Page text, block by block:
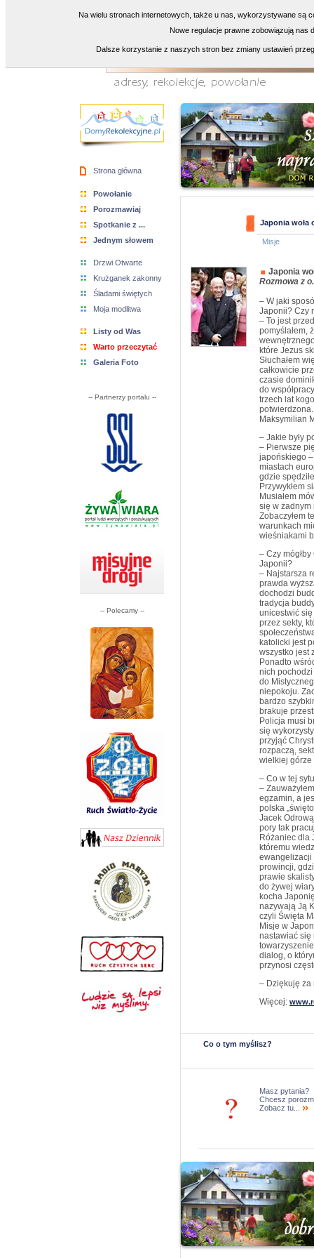
Strona główna
Powołanie
Porozmawiaj
Spotkanie z ...
Jednym słowem
Drzwi Otwarte
Krużganek zakonny
Śladami świętych
Moja modlitwa
Listy od Was
Warto przeczytać
Galeria Foto
-- Partnerzy portalu --
-- Polecamy --
Japonia woła
Misje
Japonia
Rozmowa z
– W jaki
Japonii? Czy
– To jest
pomyślałem,
które Jezus
Słuchałem
całkowicie
czasie
do
trzech lat
Maksymilian
– Jakie były
– Pierwsze
japońskiego
miastach
gdzie
Przywykłem
Musiałem
się w żadnym
Zobaczyłem
warunkach
wieśniakami
– Czy
Japonii?
– Najstarsza
prawda
dochodzi
tradycja
unicestwić
przez sekty,
katolicki jest
wszystko jest
Ponadto
nich
do
niepokoju.
bardzo
brakuje
Policja musi
się
przyjąć
rozpaczą,
wielkiej górze
– Co w tej
–
egzamin, a
polska
Jacek
pory tak
Różaniec dla
któremu
ewangelizacji
prowincji,
prawie
do żywej
kocha
nazywają Ją
czyli Święta
Misje w
nastawiać się
dialog, o
przynosi
– Dziękuję za
Więcej:
Co o tym myślisz?
Masz pytania?
Chcesz
Zobacz tu...
Na wielu stronach internetowych, także u nas, wykorzystywane są
Nowe regulacje prawne zobowiązują nas
Dalsze korzystanie z naszych stron bez zmiany ustawień